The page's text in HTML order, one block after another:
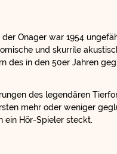
Onager war 1954
und skurrile
des in den 50er Jahren
des legendären
mehr oder weniger
ein Hör-Spieler steckt.